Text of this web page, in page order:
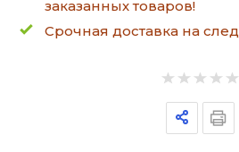
заказанных товаров!
Срочная доставка на